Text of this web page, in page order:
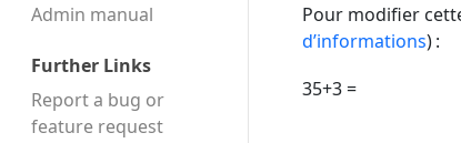
Admin manual
Further Links
Report a bug or
feature request
Pour modifier
d’informations) :
35+3 =